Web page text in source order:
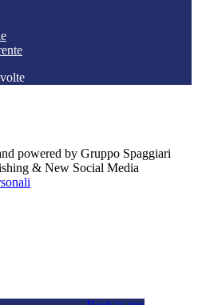
volte
powered by Gruppo Spaggiari
& New Social Media